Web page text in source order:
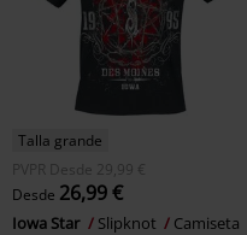
Talla grande
PVPR
Desde 29,99 €
Desde 26,99 €
Iowa Star Slipknot Camiseta